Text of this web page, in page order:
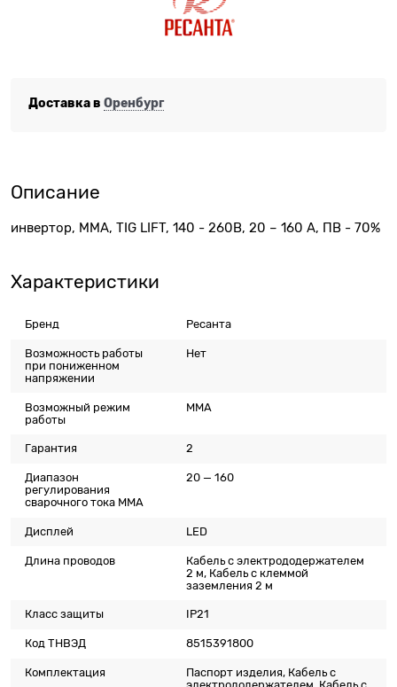
Доставка в Оренбург
Описание
инвертор, MMA, TIG LIFT, 140 - 260В, 20 – 160 А, ПВ - 70%
Характеристики
Бренд Ресанта
Возможность работы
при пониженном
напряжении
Нет
Возможный режим
работы
MMA
Гарантия 2
Диапазон
регулирования
сварочного тока MMA
20 — 160
Дисплей LED
Длина проводов
Кабель с электрододержателем
2 м, Кабель с клеммой
заземления 2 м
Класс защиты IP21
Код ТНВЭД 8515391800
Комплектация
Паспорт изделия, Кабель с